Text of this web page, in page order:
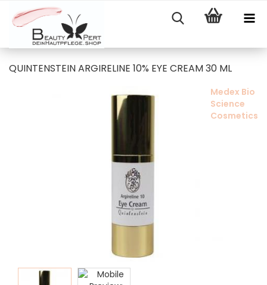
QUINTENSTEIN ARGIRELINE 10% EYE CREAM 30 ML
Medex Bio
Science
Cosmetics